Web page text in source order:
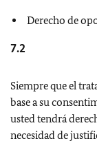
Derecho de
7.2
Siempre que el
base a su
usted tendrá
necesidad de